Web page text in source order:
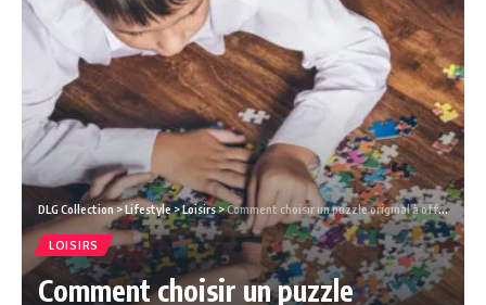
DLG Collection>Lifestyle>Loisirs>Comment choisir un puzzle original à offrir à un aficionado ?
LOISIRS
Comment choisir un puzzle